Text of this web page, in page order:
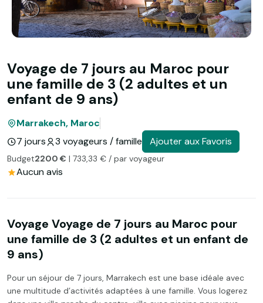
Voyage de 7 jours au Maroc pour
une famille de 3 (2 adultes et un
enfant de 9 ans)
Marrakech, Maroc
7 jours
3 voyageurs / famille Ajouter aux Favoris
Budget2200 € | 733,33 € / par voyageur
Aucun avis
Voyage Voyage de 7 jours au Maroc pour
une famille de 3 (2 adultes et un enfant de
9 ans)
Pour un séjour de 7 jours, Marrakech est une base idéale avec
une multitude d’activités adaptées à une famille. Vous logerez